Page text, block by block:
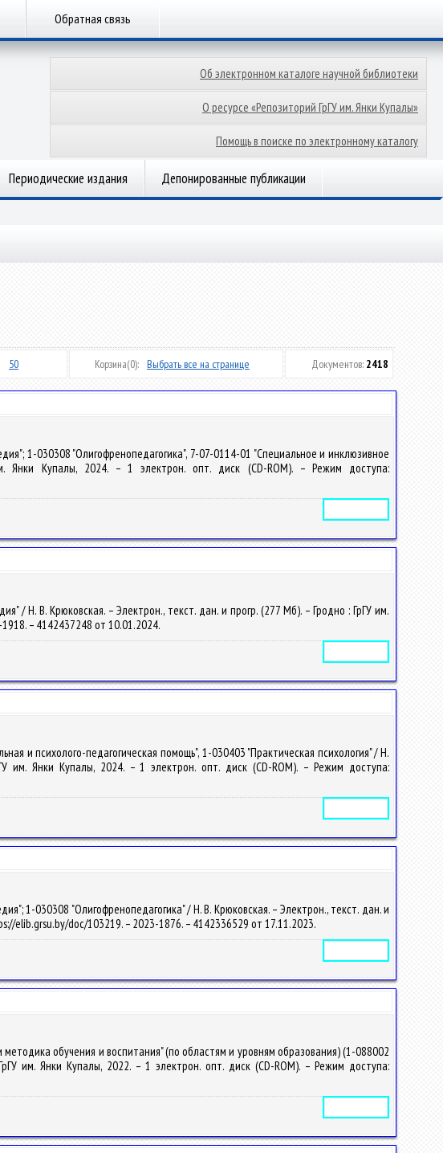
Обратная связь
Об электронном каталоге научной библиотеки
О ресурсе «Репозиторий ГрГУ им. Янки Купалы»
Помощь в поиске по электронному каталогу
Периодические издания Депонированные публикации
50 Корзина(0): Выбрать все на странице Документов: 2418
1-030308 "Олигофренопедагогика", 7-07-0114-01 "Специальное и инклюзивное
Купалы, 2024. – 1 электрон. опт. диск (CD-ROM). – Режим доступа:
/ Н. В. Крюковская. – Электрон., текст. дан. и прогр. (277 Мб). – Гродно : ГрГУ им.
– 4142437248 от 10.01.2024.
и психолого-педагогическая помощь", 1-030403 "Практическая психология" / Н.
им. Янки Купалы, 2024. – 1 электрон. опт. диск (CD-ROM). – Режим доступа:
1-030308 "Олигофренопедагогика" / Н. В. Крюковская. – Электрон., текст. дан. и
elib.grsu.by/doc/103219. – 2023-1876. – 4142336529 от 17.11.2023.
обучения и воспитания" (по областям и уровням образования) (1-088002
им. Янки Купалы, 2022. – 1 электрон. опт. диск (CD-ROM). – Режим доступа: